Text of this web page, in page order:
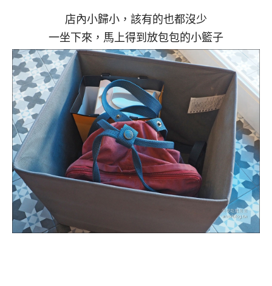
店內小歸小，該有的也都沒少
一坐下來，馬上得到放包包的小籃子